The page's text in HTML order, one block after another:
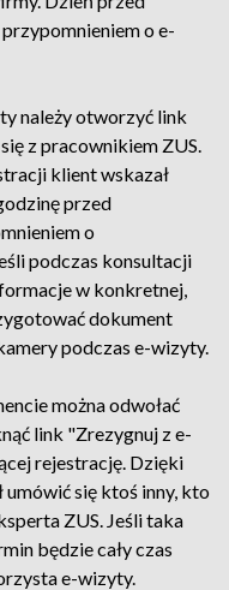
o e-
należy otworzyć link
z pracownikiem ZUS.
klient wskazał
przed
o
podczas konsultacji
w konkretnej,
dokument
podczas e-wizyty.
można odwołać
link "Zrezygnuj z e-
rejestrację. Dzięki
się ktoś inny, kto
ZUS. Jeśli taka
będzie cały czas
e-wizyty.